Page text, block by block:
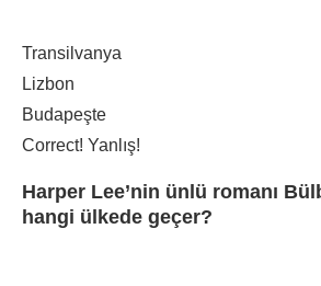
Transilvanya
Lizbon
Budapeşte
Correct! Yanlış!
Harper Lee’nin ünlü romanı
hangi ülkede geçer?